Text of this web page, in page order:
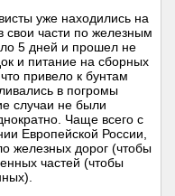
уже находились на
свои части по железным
5 дней и прошел не
и питание на сборных
привело к бунтам
в погромы
случаи не были
Чаще всего с
Европейской России,
железных дорог (чтобы
частей (чтобы